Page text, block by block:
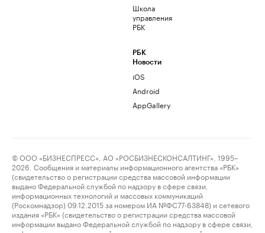
Школа
управления
РБК
РБК
Новости
iOS
Android
AppGallery
© ООО «БИЗНЕСПРЕСС», АО «РОСБИЗНЕСКОНСАЛТИНГ», 1995–
2026. Сообщения и материалы информационного агентства «РБК»
(свидетельство о регистрации средства массовой информации
выдано Федеральной службой по надзору в сфере связи,
информационных технологий и массовых коммуникаций
(Роскомнадзор) 09.12.2015 за номером ИА №ФС77-63848) и сетевого
издания «РБК» (свидетельство о регистрации средства массовой
информации выдано Федеральной службой по надзору в сфере связи,